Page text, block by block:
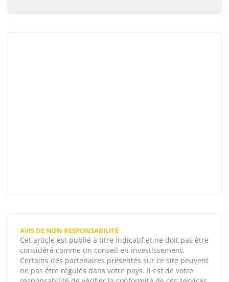
AVIS DE NON RESPONSABILITÉ
Cet article est publié à titre indicatif et ne doit pas être
considéré comme un conseil en investissement.
Certains des partenaires présentés sur ce site peuvent
ne pas être régulés dans votre pays. Il est de votre